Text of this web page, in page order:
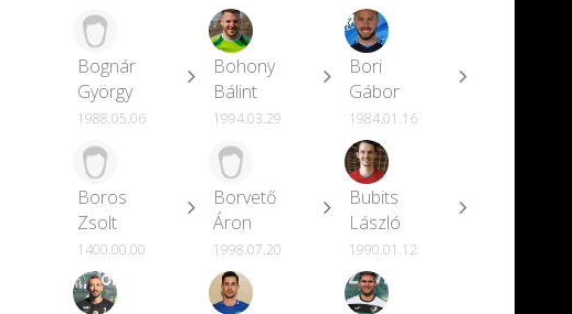
Bognár
György
1988.05.06
Bohony
Bálint
1994.03.29
Bori
Gábor
1984.01.16
Boros
Zsolt
1400.00.00
Borvető
Áron
1998.07.20
Bubits
László
1990.01.12